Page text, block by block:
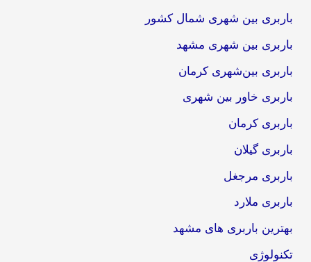
باربری بین شهری شمال کشور
باربری بین شهری مشهد
باربری بین‌شهری کرمان
باربری خاور بین شهری
باربری کرمان
باربری گیلان
باربری مرجغل
باربری ملارد
بهترین باربری های مشهد
تکنولوژی